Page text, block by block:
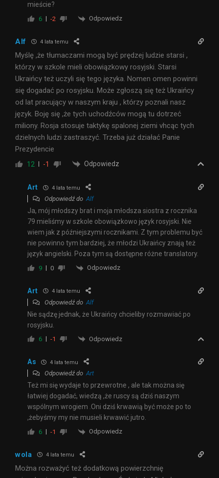
mieście?
6 -2 Odpowiedz
Alf 4 lata temu
Myślę ,że tłumaczami mogą być prędzej ludzie starsi ,
którzy w szkole mieli obowiązkowy rosyjski. Starsi
Ukraińcy też uczyli się tego języka. Nomen omen powinni
się dogadać po rosyjsku. Może zgłoszą się też Ukraińcy
od lat pracujący w naszym kraju , którzy poznali nasz
język. Boję się ,że tych uchodźców mogą tu dotrzeć
miliony. Rosja stosuje taktykę spalonej ziemi vhcąc tych
dzielnych ludzi zastraszyć. Trzeba już działać Panie
Prezydencie
12 -1 Odpowiedz
Art 4 lata temu
Odpowiedź doAlf
Ja, mój młodszy brat i moja młodsza siostra z rocznika
79 mieliśmy w szkole obowiązkowo język rosyjski. Nie
wiem jak z późniejszymi rocznikami. Z tym problemu być
nie powinno tym bardziej, że młodzi Ukraińcy znają też
język angielski. Poza tym są dostępne różne translatory.
9 0 Odpowiedz
Art 4 lata temu
Odpowiedź do Alf
Nie sądzę jednak, że Ukraińcy chcieliby rozmawiać po
rosyjsku.
6 -1 Odpowiedz
As 4 lata temu
Odpowiedź doArt
Też mi się wydaje to przewrotne , ale tak można się
łatwiej dogadać, wiedzą ,że ruscy są dziś naszym
wspólnym wrogiem .Oni dziś krwawią być może po to
,żebyśmy my nie musieli krwawić jutro.
6 -1 Odpowiedz
wola 4 lata temu
Można rozważyć też dodatkową powierzchnię